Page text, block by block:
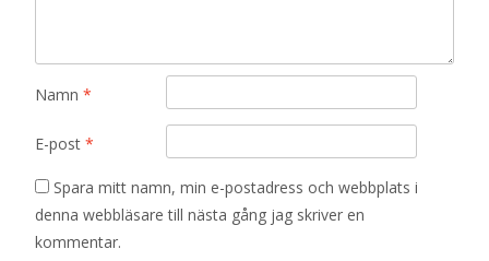
Namn *
E-post *
Spara mitt namn, min e-postadress och webbplats i
denna webbläsare till nästa gång jag skriver en
kommentar.